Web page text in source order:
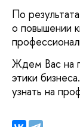
По
о повышении
Ждем Вас на
этики
узнать на